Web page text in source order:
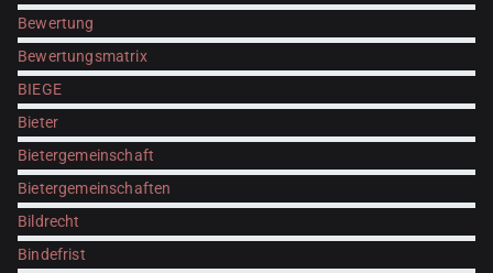
Bewertung
Bewertungsmatrix
BIEGE
Bieter
Bietergemeinschaft
Bietergemeinschaften
Bildrecht
Bindefrist